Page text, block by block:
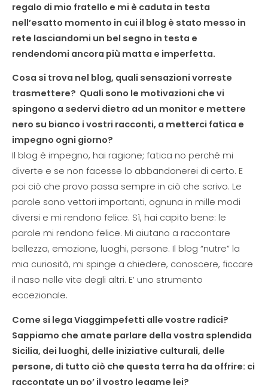
regalo di mio fratello e mi è caduta in testa
nell’esatto momento in cui il blog è stato messo in
rete lasciandomi un bel segno in testa e
rendendomi ancora più matta e imperfetta.
Cosa si trova nel blog, quali sensazioni vorreste
trasmettere? Quali sono le motivazioni che vi
spingono a sedervi dietro ad un monitor e mettere
nero su bianco i vostri racconti, a metterci fatica e
impegno ogni giorno?
Il blog è impegno, hai ragione; fatica no perché mi
diverte e se non facesse lo abbandonerei di certo. E
poi ciò che provo passa sempre in ciò che scrivo. Le
parole sono vettori importanti, ognuna in mille modi
diversi e mi rendono felice. Sì, hai capito bene: le
parole mi rendono felice. Mi aiutano a raccontare
bellezza, emozione, luoghi, persone. Il blog “nutre” la
mia curiosità, mi spinge a chiedere, conoscere, ficcare
il naso nelle vite degli altri. E’ uno strumento
eccezionale.
Come si lega Viaggimpefetti alle vostre radici?
Sappiamo che amate parlare della vostra splendida
Sicilia, dei luoghi, delle iniziative culturali, delle
persone, di tutto ciò che questa terra ha da offrire: ci
raccontate un po’ il vostro legame lei?